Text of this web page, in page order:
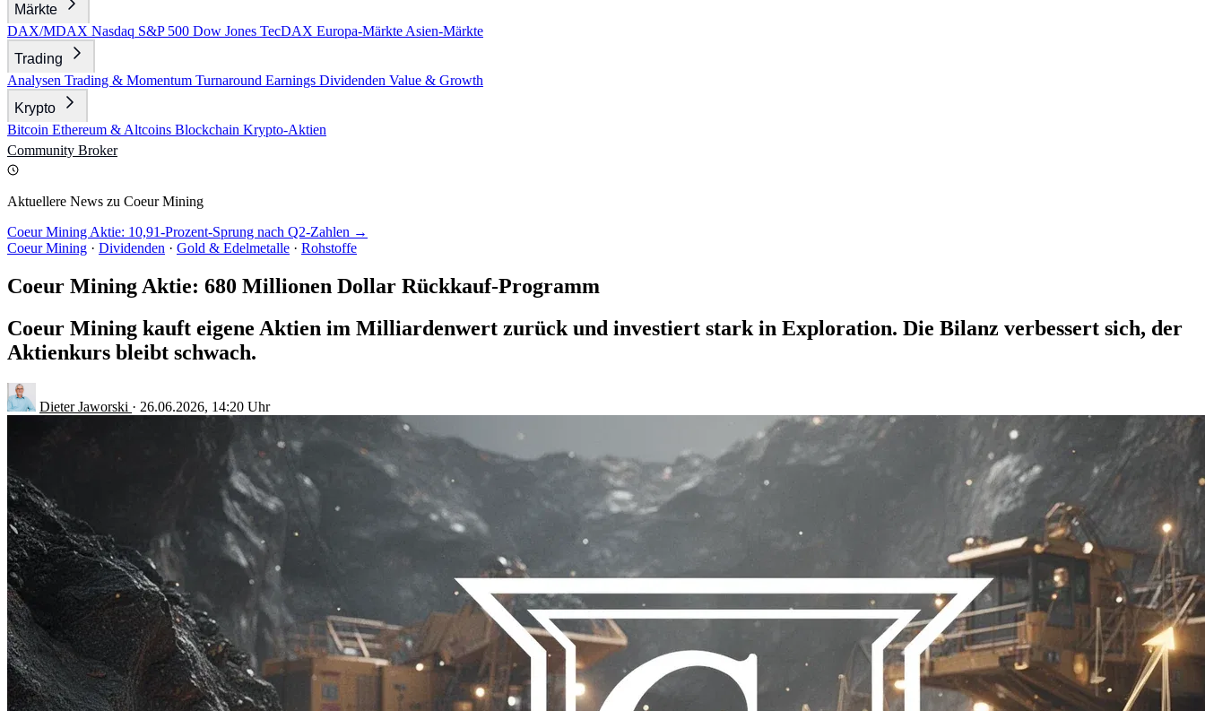
Märkte
DAX/MDAX Nasdaq S&P 500 Dow Jones TecDAX Europa-Märkte Asien-Märkte
Trading
Analysen Trading & Momentum Turnaround Earnings Dividenden Value & Growth
Krypto
Bitcoin Ethereum & Altcoins Blockchain Krypto-Aktien
Community Broker
Aktuellere News zu Coeur Mining
Coeur Mining Aktie: 10,91-Prozent-Sprung nach Q2-Zahlen →
Coeur Mining · Dividenden · Gold & Edelmetalle · Rohstoffe
Coeur Mining Aktie: 680 Millionen Dollar Rückkauf-Programm
Coeur Mining kauft eigene Aktien im Milliardenwert zurück und investiert stark in Exploration. Die Bilanz verbessert sich, der
Aktienkurs bleibt schwach.
Dieter Jaworski · 26.06.2026, 14:20 Uhr